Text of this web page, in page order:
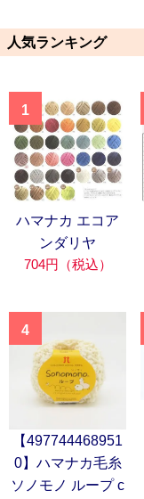
人気ランキング
1
ハマナカ エコア
ンダリヤ
704円（税込）
4
【497744468951
0】ハマナカ毛糸
ソノモノ ループ c